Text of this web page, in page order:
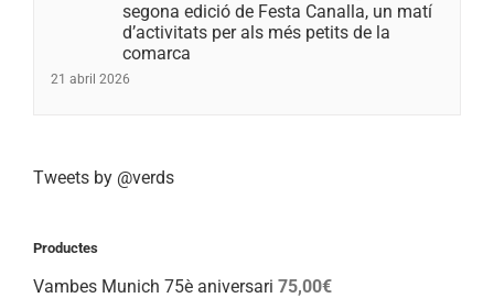
segona edició de Festa Canalla, un matí
d’activitats per als més petits de la
comarca
21 abril 2026
Tweets by @verds
Productes
Vambes Munich 75è aniversari 75,00€